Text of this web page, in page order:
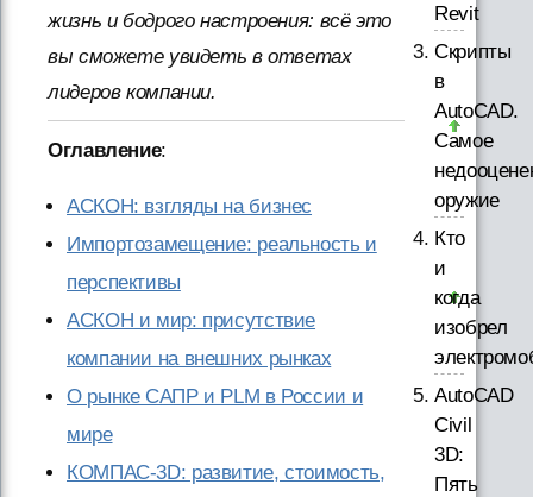
жизнь и бодрого настроения: всё это
вы сможете увидеть в ответах
лидеров компании.
Оглавление:
АСКОН: взгляды на бизнес
Импортозамещение: реальность и
перспективы
АСКОН и мир: присутствие
компании на внешних рынках
О рынке САПР и PLM в России и
мире
КОМПАС-3D: развитие, стоимость,
Revit
Скрипты
в
AutoCAD.
Самое
оружие
Кто
и
когда
изобрел
AutoCAD
Civil
3D:
Пять